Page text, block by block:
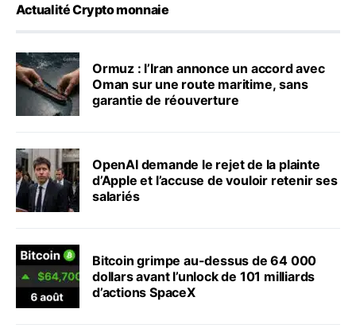
Actualité Crypto monnaie
Ormuz : l’Iran annonce un accord avec
Oman sur une route maritime, sans
garantie de réouverture
OpenAI demande le rejet de la plainte
d’Apple et l’accuse de vouloir retenir ses
salariés
Bitcoin grimpe au-dessus de 64 000
dollars avant l’unlock de 101 milliards
d’actions SpaceX